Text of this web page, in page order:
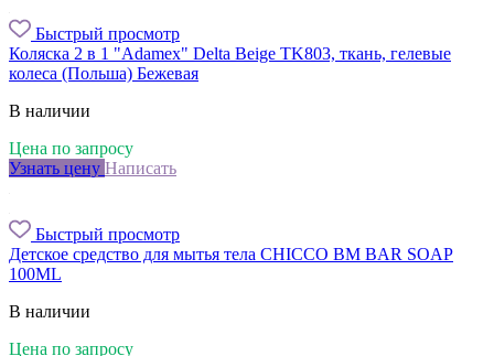
Быстрый просмотр
Коляска 2 в 1 "Adamex" Delta Beige TK803, ткань, гелевые
колеса (Польша) Бежевая
В наличии
Цена по запросу
Узнать цену Написать
Быстрый просмотр
Детское средство для мытья тела CHICCO BM BAR SOAP
100ML
В наличии
Цена по запросу